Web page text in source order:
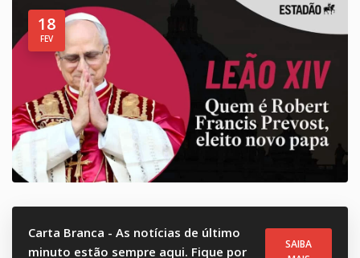
18
FEV
Carta Branca - As notícias de último
minuto estão sempre aqui. Fique por
SAIBA